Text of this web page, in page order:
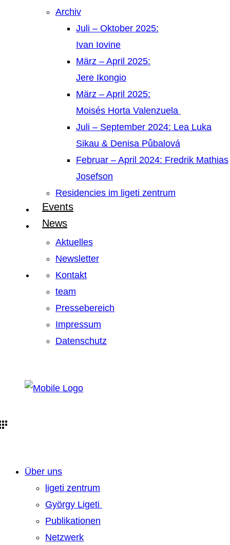
Archiv
Juli – Oktober 2025:
Ivan Iovine
März – April 2025:
Jere Ikongio
März – April 2025:
Moisés Horta Valenzuela
Juli – September 2024: Lea Luka
Sikau & Denisa Půbalová
Februar – April 2024: Fredrik Mathias
Josefson
Residencies im ligeti zentrum
Events
News
Aktuelles
Newsletter
Kontakt
team
Pressebereich
Impressum
Datenschutz
Über uns
ligeti zentrum
György Ligeti
Publikationen
Netzwerk